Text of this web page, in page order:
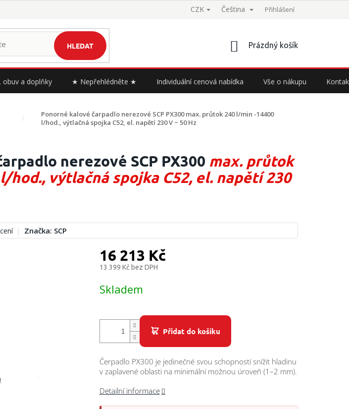
CZK Čeština Přihlášení
HLEDAT
NÁKUPNÍ
Prázdný košík
obuv a doplňky ★ Nepřehlédněte ★ Individuální cenová nabídka Vše o nákupu
Ponorné kalové čarpadlo nerezové SCP PX300max. průtok 240 l/min -14400
l/hod., výtlačná spojka C52, el. napětí 230 V ~ 50 Hz
nerezové SCP PX300 max. průtok
hod., výtlačná spojka C52, el. napětí 230
Značka: SCP
16 213 Kč
13 399 Kč bez DPH
cena:
Skladem
Přidat do košíku
Čerpadlo PX300 je jedinečné svou schopností snížit hladinu
v zaplavené oblasti na minimální možnou úroveň (1–2 mm).
Detailní informace